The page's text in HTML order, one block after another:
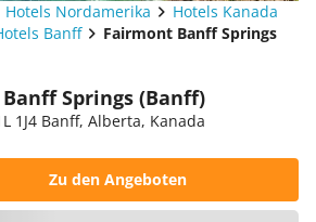
Hotels Nordamerika
Hotels Kanada
Banff Fairmont Banff Springs
Springs (Banff)
1J4 Banff, Alberta, Kanada
Zu den Angeboten